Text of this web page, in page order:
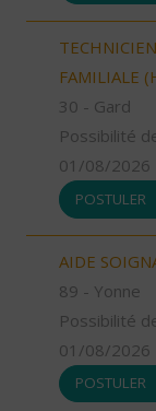
FAMILIALE
30 - Gard
Possibilité
01/08/2026
POSTULER
AIDE
89 - Yonne
Possibilité
01/08/2026
POSTULER